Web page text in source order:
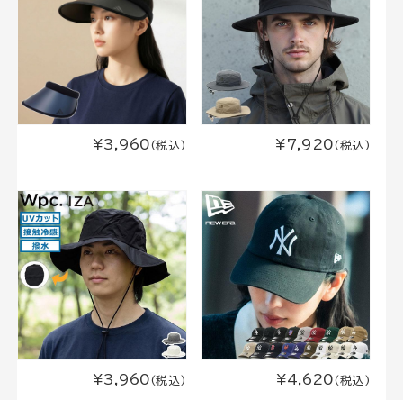
¥3,960(税込) ¥7,920(税込)
¥3,960(税込) ¥4,620(税込)